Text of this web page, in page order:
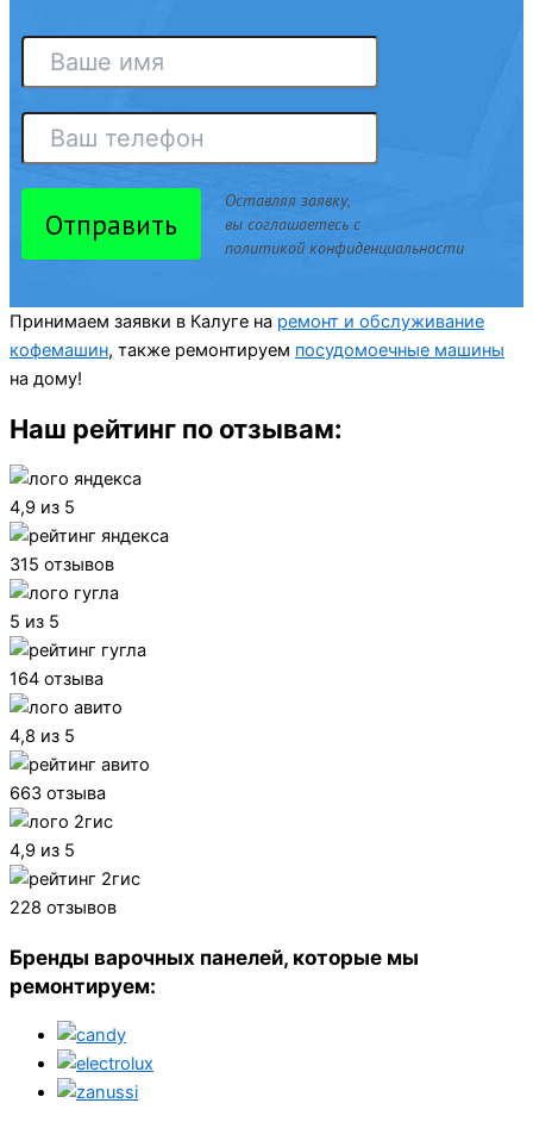
Отправить
Оставляя заявку,
вы соглашаетесь с
политикой конфиденциальности
Принимаем заявки в Калуге на ремонт и обслуживание
кофемашин, также ремонтируем посудомоечные машины
на дому!
Наш рейтинг по отзывам:
4,9 из 5
315 отзывов
5 из 5
164 отзыва
4,8 из 5
663 отзыва
4,9 из 5
228 отзывов
Бренды варочных панелей, которые мы
ремонтируем: